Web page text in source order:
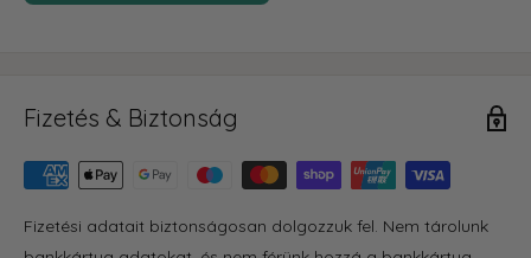
Fizetés & Biztonság
Fizetési adatait biztonságosan dolgozzuk fel. Nem tárolunk